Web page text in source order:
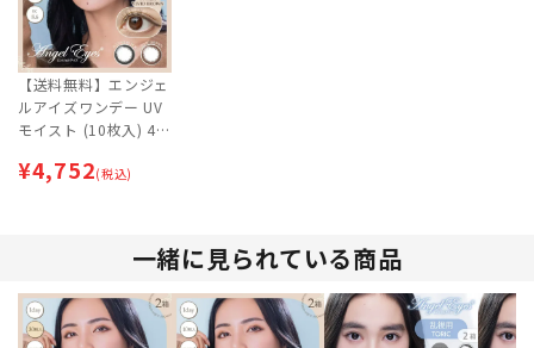
【送料無料】エンジェ
ルアイズワンデー UV
モイスト (10枚入) 4
専用（ポスト投函）】
¥4,752(税込)
一緒に見られている商品